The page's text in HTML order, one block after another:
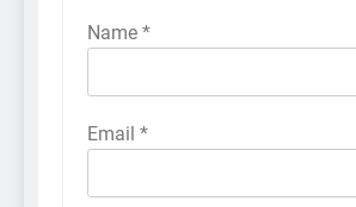
Name *
Email *